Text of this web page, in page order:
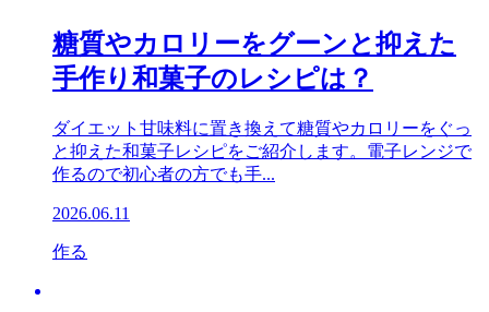
糖質やカロリーをグーンと抑えた
手作り和菓子のレシピは？
ダイエット甘味料に置き換えて糖質やカロリーをぐっ
と抑えた和菓子レシピをご紹介します。電子レンジで
作るので初心者の方でも手...
2026.06.11
作る